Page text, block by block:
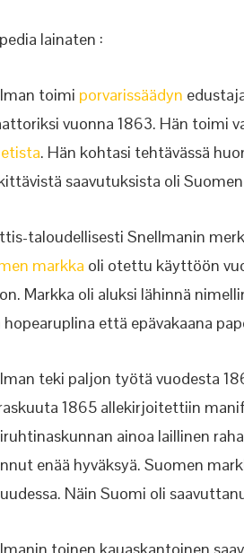
lainaten :
toimi porvarissäädyn
vuonna 1863. Hän toimi
. Hän kohtasi tehtävässä
saavutuksista oli
taloudellisesti Snellmanin
markka oli otettu käyttöön
Markka oli aluksi lähinnä
hopearuplina että epävakaana
teki paljon työtä vuodesta
1865 allekirjoitettiin
ainoa laillinen
enää hyväksyä. Suomen
Näin Suomi oli